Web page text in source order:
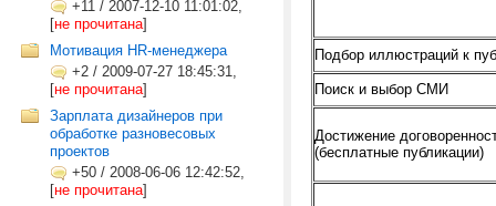
+11 / 2007-12-10 11:01:02,
[не прочитана]
Мотивация HR-менеджера
+2 / 2009-07-27 18:45:31,
[не прочитана]
Зарплата дизайнеров при
обработке разновесовых
проектов
+50 / 2008-06-06 12:42:52,
[не прочитана]
Подбор иллюстраций к
Поиск и выбор СМИ
Достижение
(бесплатные публикации)